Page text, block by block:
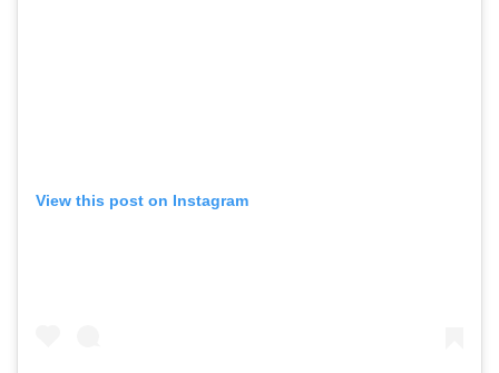
View this post on Instagram